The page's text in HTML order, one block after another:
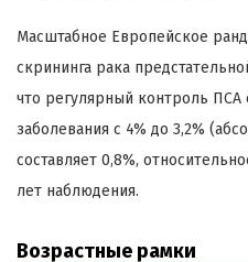
Масштабное Европейское
скрининга рака
что регулярный контроль ПСА
заболевания с 4% до 3,2%
составляет 0,8%,
лет наблюдения.
Возрастные рамки